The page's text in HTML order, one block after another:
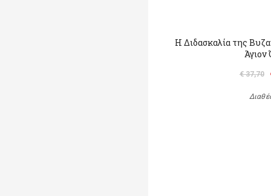
Η Διδασκαλία της
Άγιον
€ 37,70